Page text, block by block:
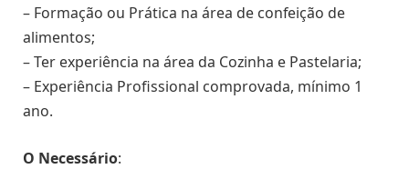
– Formação ou Prática na área de confeição de
alimentos;
– Ter experiência na área da Cozinha e Pastelaria;
– Experiência Profissional comprovada, mínimo 1
ano.
O Necessário: